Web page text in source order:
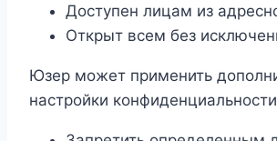
Доступен лицам из
Открыт всем без
Юзер может применить
настройки